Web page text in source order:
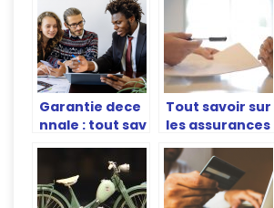
Garantie dece
nnale : tout sav
ligation legale
des constructe
urs
Tout savoir sur
les assurances
au tier etendu
et tous risques